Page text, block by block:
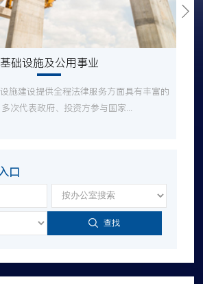
基础设施及公用事业
施建设提供全程法律服务方面具有丰富的
次代表政府、投资方参与国家...
口
查找